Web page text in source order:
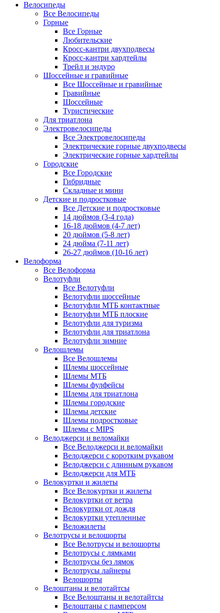
Велосипеды
Все Велосипеды
Горные
Все Горные
Любительские
Кросс-кантри двухподвесы
Кросс-кантри хардтейлы
Трейл и эндуро
Шоссейные и гравийные
Все Шоссейные и гравийные
Гравийные
Шоссейные
Туристические
Для триатлона
Электровелосипеды
Все Электровелосипеды
Электрические горные двухподвесы
Электрические горные хардтейлы
Городские
Все Городские
Гибридные
Складные и мини
Детские и подростковые
Все Детские и подростковые
14 дюймов (3-4 года)
16-18 дюймов (4-7 лет)
20 дюймов (5-8 лет)
24 дюйма (7-11 лет)
26-27 дюймов (10-16 лет)
Велоформа
Все Велоформа
Велотуфли
Все Велотуфли
Велотуфли шоссейные
Велотуфли МТБ контактные
Велотуфли МТБ плоские
Велотуфли для туризма
Велотуфли для триатлона
Велотуфли зимние
Велошлемы
Все Велошлемы
Шлемы шоссейные
Шлемы МТБ
Шлемы фулфейсы
Шлемы для триатлона
Шлемы городские
Шлемы детские
Шлемы подростковые
Шлемы с MIPS
Велоджерси и веломайки
Все Велоджерси и веломайки
Велоджерси с коротким рукавом
Велоджерси с длинным рукавом
Велоджерси для МТБ
Велокуртки и жилеты
Все Велокуртки и жилеты
Велокуртки от ветра
Велокуртки от дождя
Велокуртки утепленные
Веложилеты
Велотрусы и велошорты
Все Велотрусы и велошорты
Велотрусы с лямками
Велотрусы без лямок
Велотрусы лайнеры
Велошорты
Велоштаны и велотайтсы
Все Велоштаны и велотайтсы
Велоштаны с памперсом